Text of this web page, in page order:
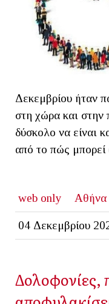
Δεκεμβρίου ήταν
στη χώρα και στην
δύσκολο να είναι
από το πώς μπορεί
web only
Αθήνα
04 Δεκεμβρίου
Δολοφονίες,